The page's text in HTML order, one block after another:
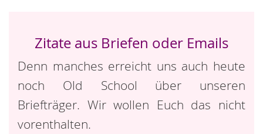
Zitate aus Briefen oder Emails
Denn manches erreicht uns auch heute
noch Old School über unseren
Briefträger. Wir wollen Euch das nicht
vorenthalten.